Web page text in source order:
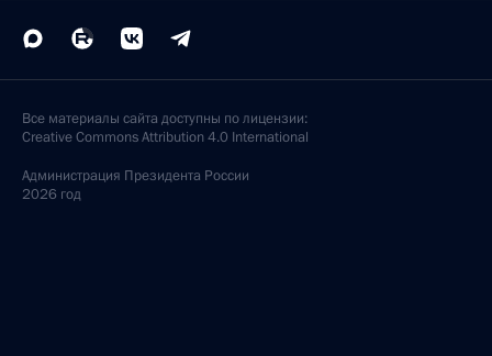
Все материалы сайта доступны по лицензии:
Creative Commons Attribution 4.0 International
Администрация Президента России
2026 год